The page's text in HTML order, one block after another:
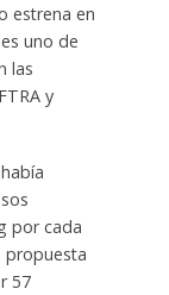
estrena en
uno de
las
y
por cada
propuesta
57